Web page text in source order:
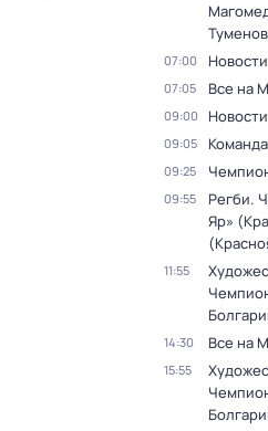
07:00 Новости
07:05 Все на
09:00 Новости
09:05
09:25
09:55
Регби.
Яр»
11:55
14:30 Все на
15:55